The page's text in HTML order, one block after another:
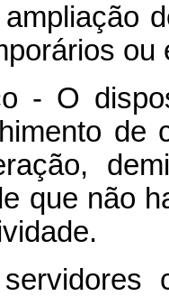
ou
- O
de
que não